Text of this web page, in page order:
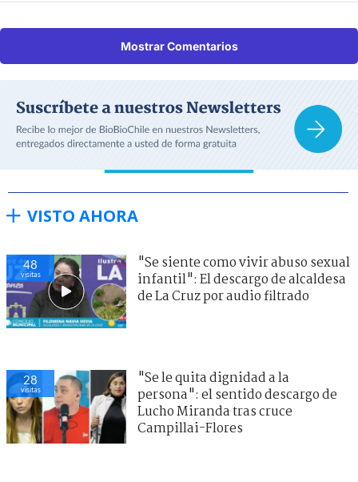
Mostrar Comentarios
VISTO AHORA
48
visitas
"Se siente como vivir abuso sexual
infantil": El descargo de alcaldesa
de La Cruz por audio filtrado
28
visitas
"Se le quita dignidad a la
persona": el sentido descargo de
Lucho Miranda tras cruce
Campillai-Flores